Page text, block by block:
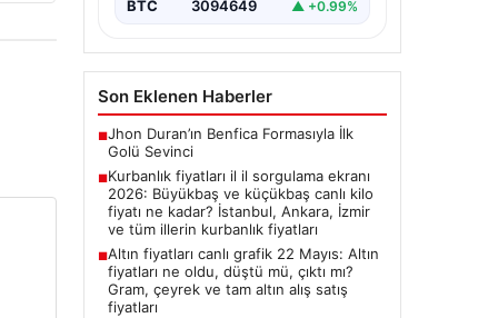
BTC 3094649 ▲ +0.99%
Son Eklenen Haberler
■Jhon Duran’ın Benfica Formasıyla İlk
Golü Sevinci
■Kurbanlık fiyatları il il sorgulama ekranı
2026: Büyükbaş ve küçükbaş canlı kilo
fiyatı ne kadar? İstanbul, Ankara, İzmir
ve tüm illerin kurbanlık fiyatları
■Altın fiyatları canlı grafik 22 Mayıs: Altın
fiyatları ne oldu, düştü mü, çıktı mı?
Gram, çeyrek ve tam altın alış satış
fiyatları